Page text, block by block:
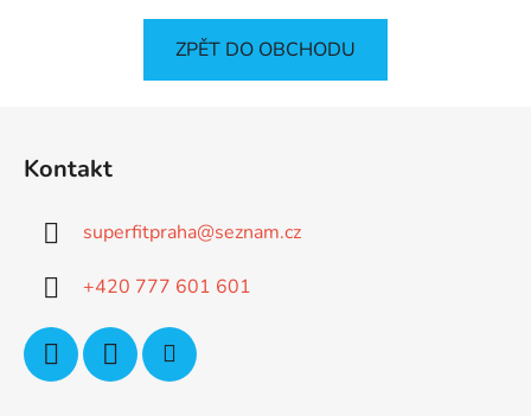
ZPĚT DO OBCHODU
Kontakt
superfitpraha@seznam.cz
+420 777 601 601